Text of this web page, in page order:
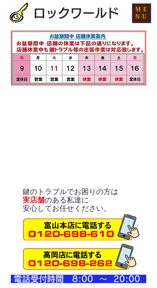
ロックワールド
鍵のトラブルでお困りの方は
実店舗のある私達に
安心してお任せください。
​電話受付時間 8:00 ～ 20:00
ME
NU